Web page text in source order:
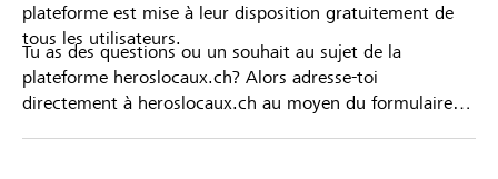
plateforme est mise à leur disposition gratuitement de
tous les utilisateurs.
Tu as des questions ou un souhait au sujet de la
plateforme heroslocaux.ch? Alors adresse-toi
directement à heroslocaux.ch au moyen du formulaire